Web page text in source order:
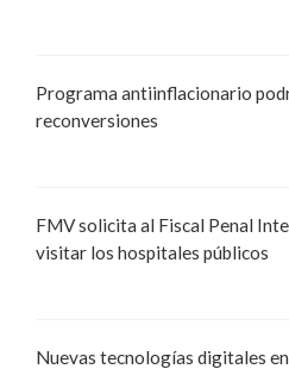
Programa antiinflacionario
reconversiones
FMV solicita al Fiscal Penal
visitar los hospitales públicos
Nuevas tecnologías digitales